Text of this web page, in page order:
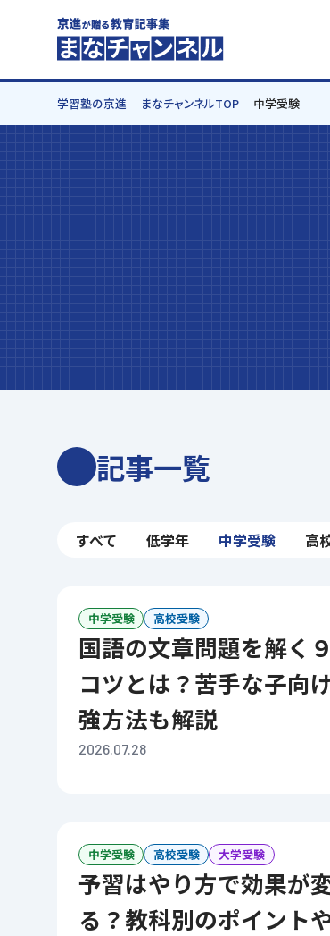
学習塾の京進 まなチャンネルTOP 中学受験
記事一覧
すべて 低学年 中学受験 高
中学受験 高校受験
国語の文章問題を解く９つの
コツとは？苦手な子向
強方法も解説
2026.07.28
中学受験 高校受験 大学受験
予習はやり方で効果が変わ
る？教科別のポイント